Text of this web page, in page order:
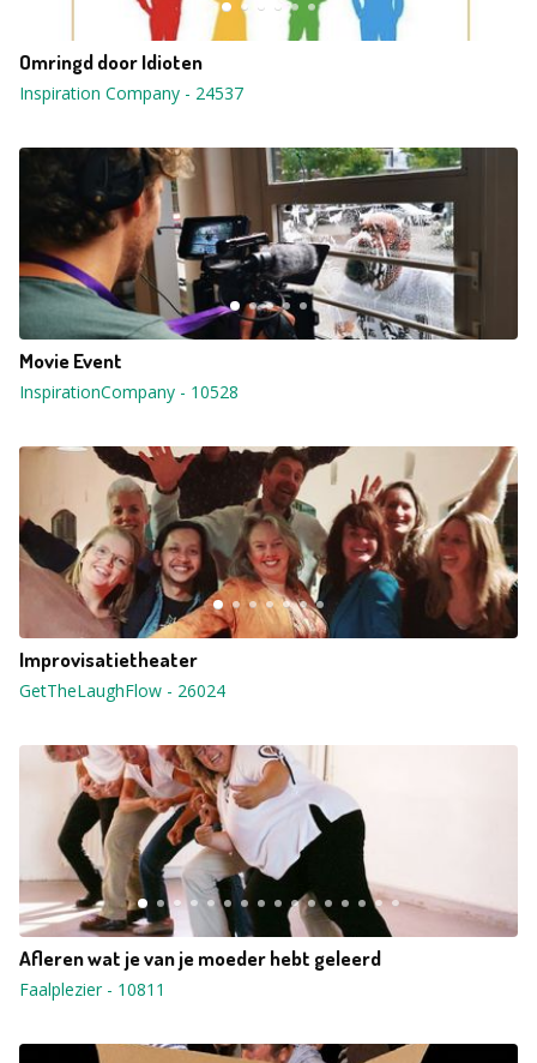
Omringd door Idioten
Inspiration Company - 24537
Movie Event
InspirationCompany - 10528
Improvisatietheater
GetTheLaughFlow - 26024
Afleren wat je van je moeder hebt geleerd
Faalplezier- 10811